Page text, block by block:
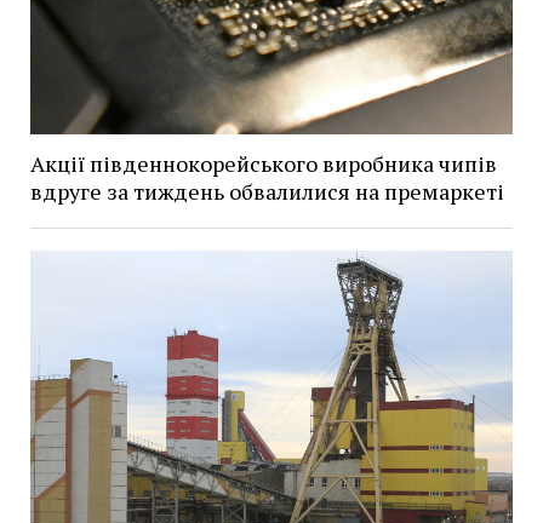
Акції південнокорейського виробника чипів
вдруге за тиждень обвалилися на премаркеті